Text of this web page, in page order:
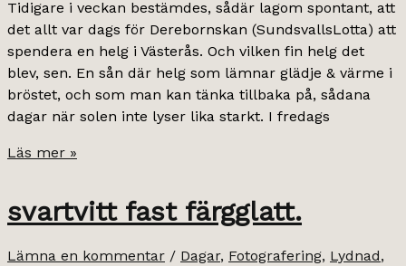
Tidigare i veckan bestämdes, sådär lagom spontant, att
det allt var dags för Derebornskan (SundsvallsLotta) att
spendera en helg i Västerås. Och vilken fin helg det
blev, sen. En sån där helg som lämnar glädje & värme i
bröstet, och som man kan tänka tillbaka på, sådana
dagar när solen inte lyser lika starkt. I fredags
hur
inviga
Läs mer »
svartvitt fast färgglatt.
Lämna en kommentar / Dagar, Fotografering, Lydnad,